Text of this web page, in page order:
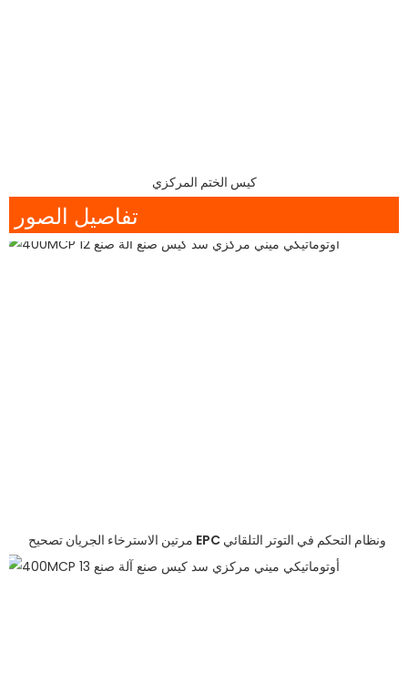
كيس الختم المركزي
تفاصيل الصور
مرتين الاسترخاء الجريان تصحيح EPC ونظام التحكم في التوتر التلقائي